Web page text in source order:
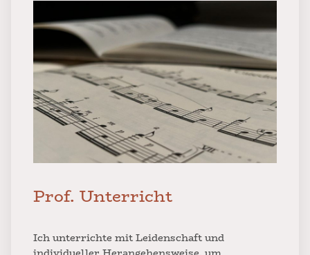
LOREM IPSUM
Prof. Unterricht
Ich unterrichte mit Leidenschaft und